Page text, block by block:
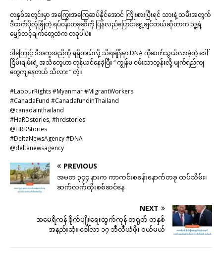
တနှစ်အတွင်းမှာ အကြွေးအကြေဆပ်နိုင်အောင် ကြိုးစားပြီးရင် သားနဲ့ သမီးအတွက်
ဒီထက်ပိုလုံခြုံတဲ့ ရပ်ဝန်းတခုဆီကို ပြန်လည်ပြောင်းရွေ့ချင်တယ်ဆိုတာက သူ့ရဲ့
မျှော်လင့်ချက်တွေထဲက တခုပါပဲ။
ဒါကြောင့် ဒီအကူအညီကို ရရှိတယ်လို့ သိရချိန်မှာ DNA ကိုဆက်သွယ်လာခဲ့တဲ့ ဒေါ်
ငြိမ်းချမ်းရဲ့ အသံတွေဟာ တုန်ယင်နေခဲ့ပြီး “ ကျွန်မ ဝမ်းသာလွန်းလို့ မျက်ရည်ကျ
တွေကျနေတယ် သိလား ” တဲ့။
#LabourRights #Myanmar #MigrantWorkers
#CanadaFund #CanadafundinThailand
@canadainthailand
#HaRDstories, #hrdstories
@HRDStories
#DeltaNewsAgency #DNA
@deltanewsagency
PREVIOUS
အမတ ၃၄၄ နားက ကာကင်းစခန်းနောက်တခု ထပ်သိမ်း၊
ဆက်လက်ထိုးစစ်ဆင်နေ
NEXT
အမေရိကန် စိုက်ပျိုးရေးထွက်ကုန် တရုတ် တနှစ်
အနည်းဆုံး ဒေါ်လာ ၁၇ ဘီလီယံဖိုး ဝယ်မယ်